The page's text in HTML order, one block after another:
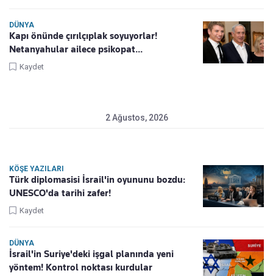
DÜNYA
Kapı önünde çırılçıplak soyuyorlar!
Netanyahular ailece psikopat...
Kaydet
2 Ağustos, 2026
KÖŞE YAZILARI
Türk diplomasisi İsrail'in oyununu bozdu:
UNESCO'da tarihi zafer!
Kaydet
DÜNYA
İsrail'in Suriye'deki işgal planında yeni
yöntem! Kontrol noktası kurdular